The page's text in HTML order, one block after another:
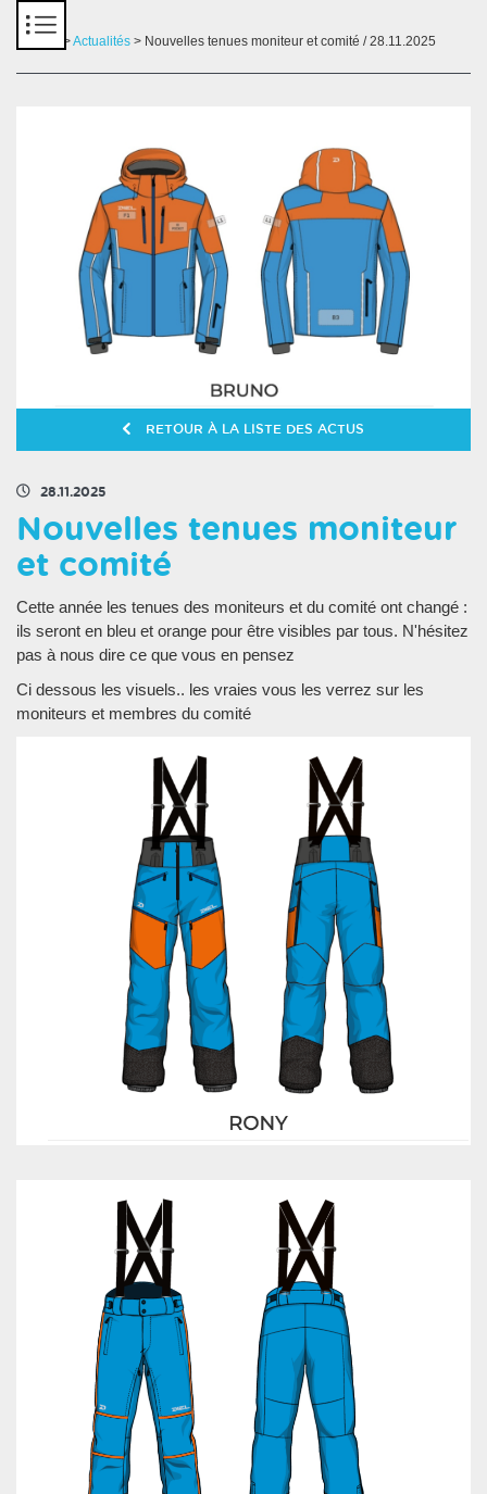
>Actualités > Nouvelles tenues moniteur et comité / 28.11.2025
RETOUR À LA LISTE DES ACTUS
28.11.2025
Nouvelles tenues moniteur
et comité
Cette année les tenues des moniteurs et du comité ont changé :
ils seront en bleu et orange pour être visibles par tous. N'hésitez
pas à nous dire ce que vous en pensez
Ci dessous les visuels.. les vraies vous les verrez sur les
moniteurs et membres du comité